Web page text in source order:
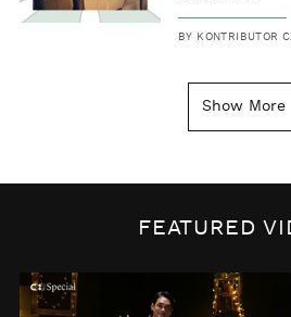
BY KONTRIBUTOR
Kenapa
Biaya
KONTRIBUTOR
Show More
FEATURED